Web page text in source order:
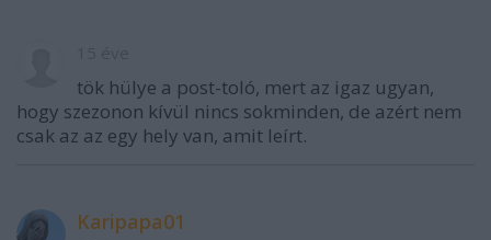
tök hülye a post-toló, mert az igaz ugyan,
hogy szezonon kívül nincs sokminden, de azért nem
csak az az egy hely van, amit leírt.
Karipapa01